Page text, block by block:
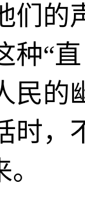
们的
种“
民的
时，